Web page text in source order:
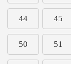
44 45
50 51